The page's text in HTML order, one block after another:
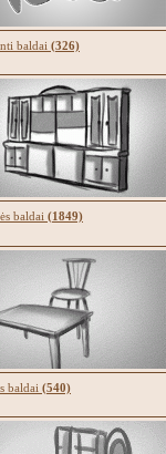
baldai (326)
baldai (1849)
baldai (540)